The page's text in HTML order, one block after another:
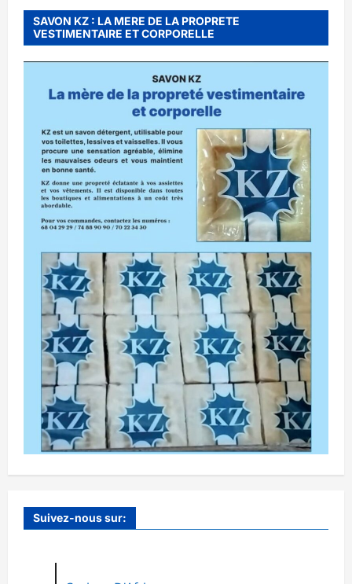
SAVON KZ : LA MERE DE LA PROPRETE
VESTIMENTAIRE ET CORPORELLE
Suivez-nous sur: